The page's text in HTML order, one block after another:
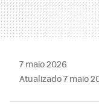
7 maio 2026
Atualizado 7 maio